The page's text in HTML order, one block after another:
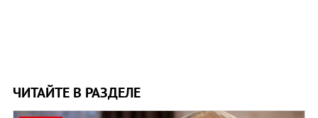
ЧИТАЙТЕ В РАЗДЕЛЕ